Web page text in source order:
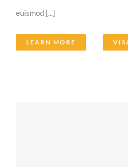
euismod [...]
LEARN MORE